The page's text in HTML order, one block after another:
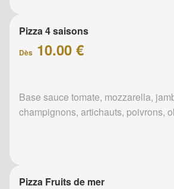
Pizza 4 saisons
Dès 10.00 €
Base sauce tomate, mozzarella,
champignons, artichauts, poivrons,
Pizza Fruits de mer